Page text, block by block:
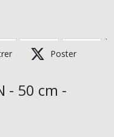
Poster
- 50 cm -